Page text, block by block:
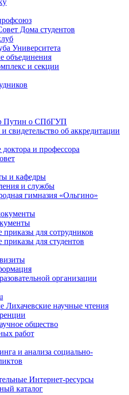
Дома студентов
Университета
объединения
и секции
Путин о СПбГУП
свидетельство об аккредитации
и профессора
и кафедры
и службы
гимназия «Ольгино»
для сотрудников
для студентов
организации
Лихачевские научные чтения
общество
работ
и анализа социально-
Интернет-ресурсы
каталог